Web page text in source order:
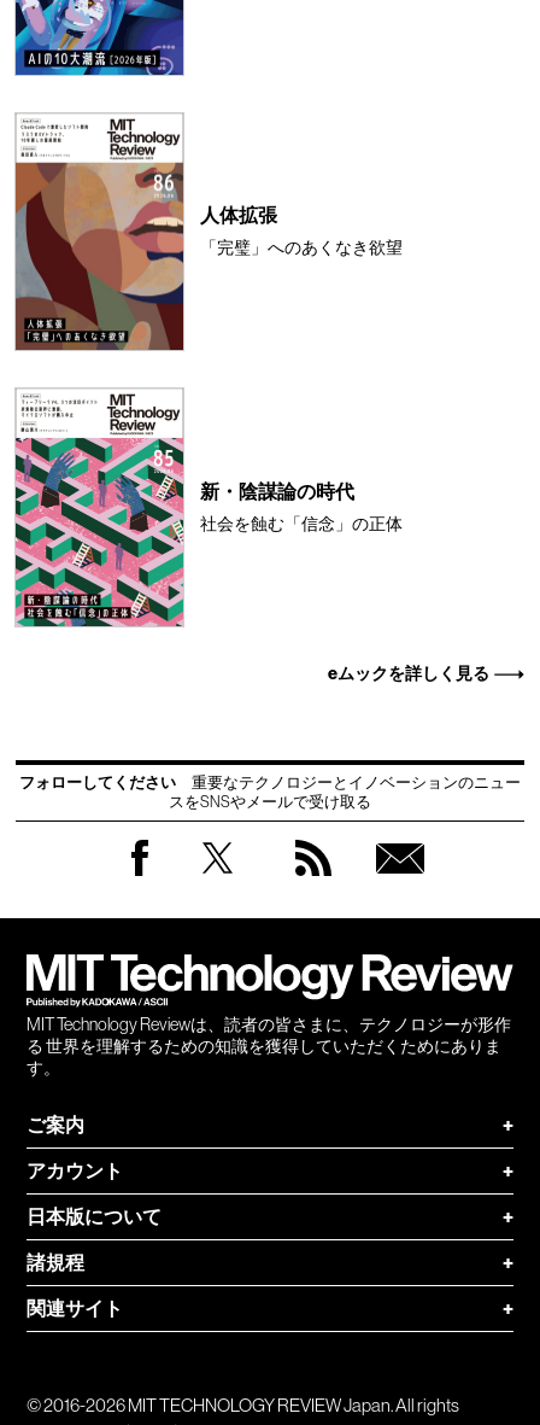
人体拡張
「完璧」へのあくなき欲望
新・陰謀論の時代
社会を蝕む「信念」の正体
eムックを詳しく見る
フォローしてください
重要なテクノロジーとイノベーションのニュー
スをSNSやメールで受け取る
MIT Technology Reviewは、読者の皆さまに、テクノロジーが形作
る 世界を理解するための知識を獲得していただくためにありま
す。
ご案内
+
アカウント
+
日本版について
+
諸規程
+
関連サイト
+
© 2016-2026 MIT TECHNOLOGY REVIEW Japan. All rights